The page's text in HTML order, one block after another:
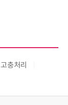
고충처리